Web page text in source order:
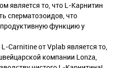
то, что L-Карнитин
сперматозоидов, что
функцию у
от Vplab является то,
компании Lonza,